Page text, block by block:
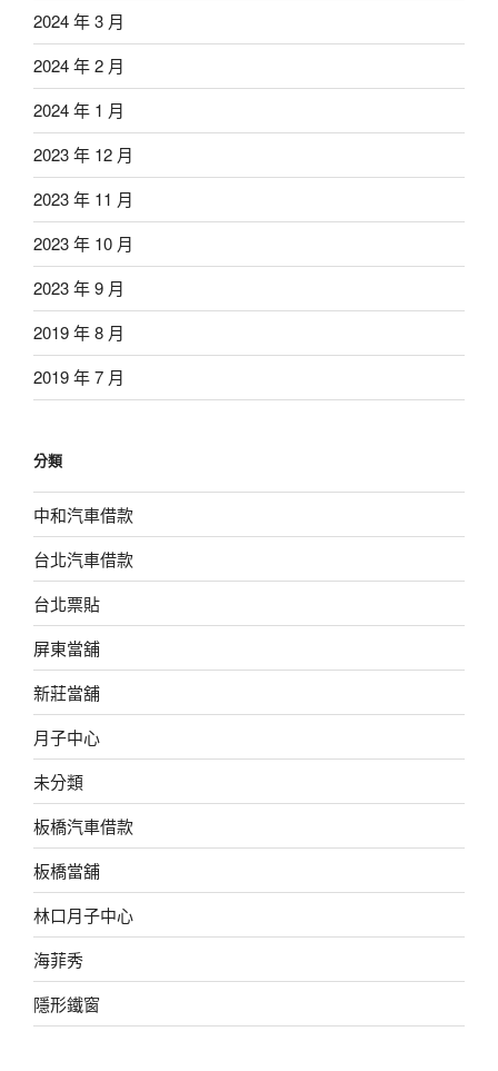
2024 年 3 月
2024 年 2 月
2024 年 1 月
2023 年 12 月
2023 年 11 月
2023 年 10 月
2023 年 9 月
2019 年 8 月
2019 年 7 月
分類
中和汽車借款
台北汽車借款
台北票貼
屏東當舖
新莊當舖
月子中心
未分類
板橋汽車借款
板橋當舖
林口月子中心
海菲秀
隱形鐵窗